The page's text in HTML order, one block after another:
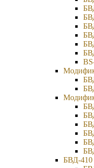
БВД-410